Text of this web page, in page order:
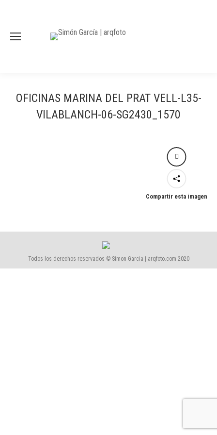
OFICINAS MARINA DEL PRAT VELL-L35-
VILABLANCH-06-SG2430_1570
Compartir esta imagen
Todos los derechos reservados © Simon Garcia | arqfoto.com 2020